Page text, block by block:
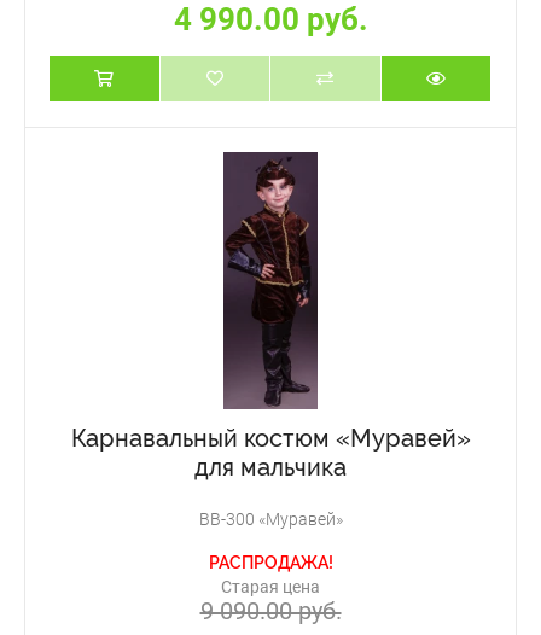
4 990.00 руб.
Карнавальный костюм «Муравей»
для мальчика
ВВ-300 «Муравей»
РАСПРОДАЖА!
Старая цена
9 090.00 руб.